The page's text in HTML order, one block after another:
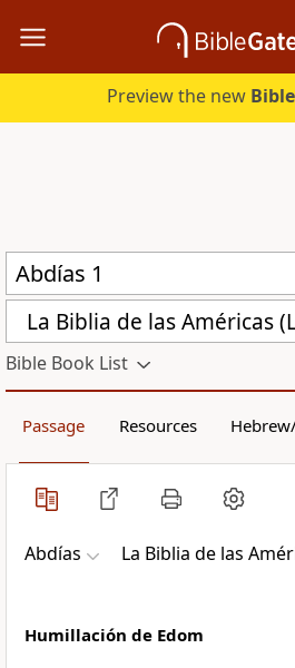
Preview the new
La Biblia de las Américas
Bible Book List
Passage Resources
Abdías La Biblia de las
Humillación de Edom